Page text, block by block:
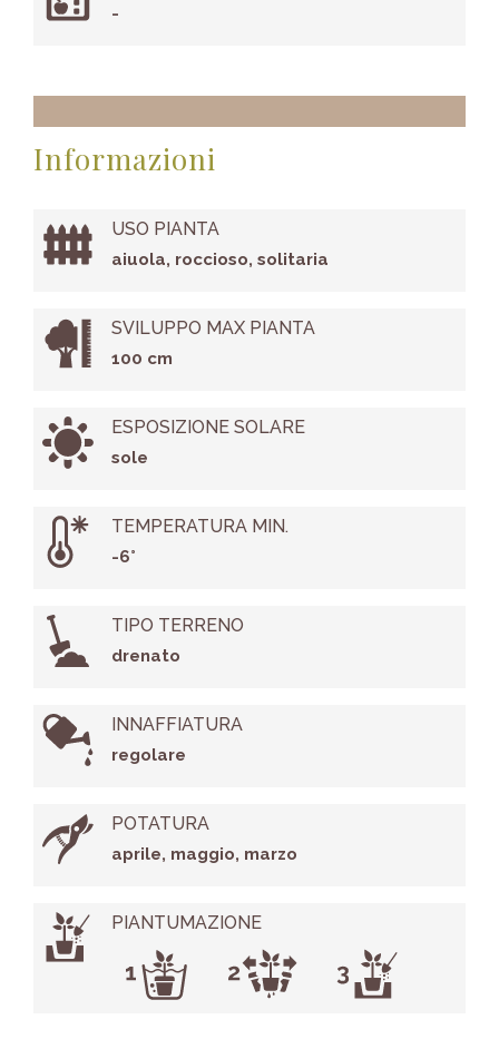
-
Informazioni
USO PIANTA
aiuola, roccioso, solitaria
SVILUPPO MAX PIANTA
100 cm
ESPOSIZIONE SOLARE
sole
TEMPERATURA MIN.
-6°
TIPO TERRENO
drenato
INNAFFIATURA
regolare
POTATURA
aprile, maggio, marzo
PIANTUMAZIONE